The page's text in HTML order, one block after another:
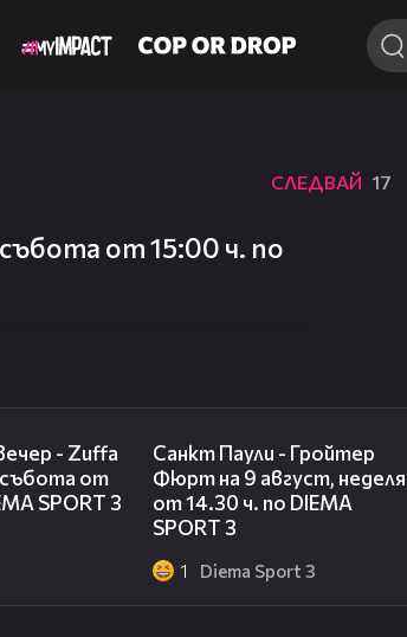
СЛЕДВАЙ 17
от 15:00 ч. по
- Zuffa
събота от
SPORT 3
Санкт Паули - Гройтер
Фюрт на 9 август, неделя
от 14.30 ч. по DIEMA
SPORT 3
1 Diema Sport 3